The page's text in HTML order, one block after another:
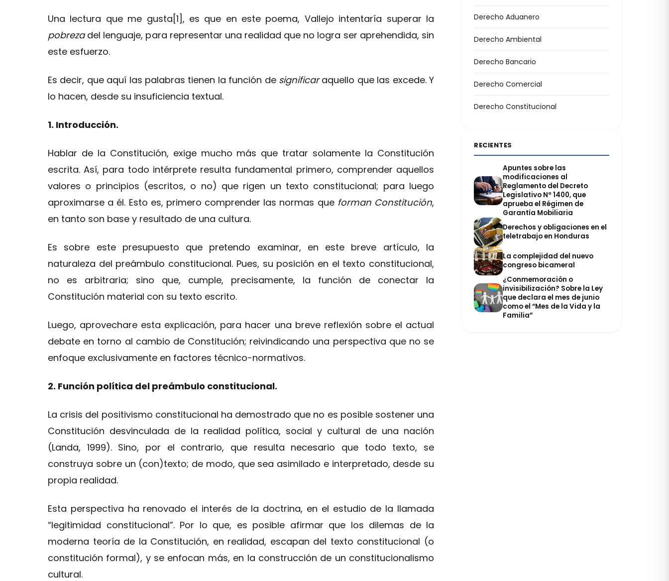
Una lectura que me gusta[1], es que en este poema, Vallejo intentaría superar la
pobrezadel lenguaje, para representar una realidad que no logra ser aprehendida, sin
este esfuerzo.
Es decir, que aquí las palabras tienen la función de significaraquello que las excede. Y
lo hacen, desde su insuficiencia textual.
1. Introducción.
Hablar de la Constitución, exige mucho más que tratar solamente la Constitución
escrita. Así, para todo intérprete resulta fundamental primero, comprender aquellos
valores o principios (escritos, o no) que rigen un texto constitucional; para luego
aproximarse a él. Esto es, primero comprender las normas que forman Constitución,
en tanto son base y resultado de una cultura.
Es sobre este presupuesto que pretendo examinar, en este breve artículo, la
naturaleza del preámbulo constitucional. Pues, su posición en el texto constitucional,
no es arbitraria; sino que, cumple, precisamente, la función de conectar la
Constitución material con su texto escrito.
Luego, aprovechare esta explicación, para hacer una breve reflexión sobre el actual
debate en torno al cambio de Constitución; reivindicando una perspectiva que no se
enfoque exclusivamente en factores técnico-normativos.
2. Función política del preámbulo constitucional.
La crisis del positivismo constitucional ha demostrado que no es posible sostener una
Constitución desvinculada de la realidad política, social y cultural de una nación
(Landa, 1999). Sino, por el contrario, que resulta necesario que todo texto, se
construya sobre un (con)texto; de modo, que sea asimilado e interpretado, desde su
propia realidad.
Esta perspectiva ha renovado el interés de la doctrina, en el estudio de la llamada
“legitimidad constitucional”. Por lo que, es posible afirmar que los dilemas de la
moderna teoría de la Constitución, en realidad, escapan del texto constitucional (o
constitución formal), y se enfocan más, en la construcción de un constitucionalismo
cultural.
Derecho Aduanero
Derecho Ambiental
Derecho Bancario
Derecho Comercial
Derecho Constitucional
RECIENTES
Apuntes sobre las
modificaciones al
Reglamento del Decreto
Legislativo Nº 1400, que
aprueba el Régimen de
Garantía Mobiliaria
Derechos y obligaciones en el
teletrabajo en Honduras
La complejidad del nuevo
congreso bicameral
¿Conmemoración o
invisibilización? Sobre la Ley
que declara el mes de junio
como el “Mes de la Vida y la
Familia”